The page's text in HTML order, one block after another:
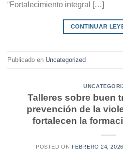
“Fortalecimiento integral […]
CONTINUAR
Publicado en Uncategorized
Talleres sobre buen
prevención de la
fortalecen la
POSTED ON FEBRERO 24, 2026